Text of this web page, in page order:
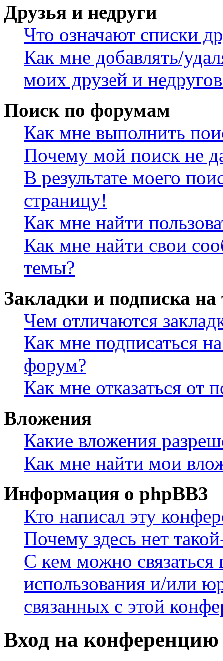
Друзья и недруги
Что означают списки
Как мне добавлять/
моих друзей и
Поиск по форумам
Как мне выполнить
Почему мой поиск не
В результате моего
страницу!
Как мне найти
Как мне найти свои
темы?
Закладки и подписка
Чем отличаются
Как мне подписаться
форум?
Как мне отказаться от
Вложения
Какие вложения
Как мне найти мои
Информация о phpBB3
Кто написал эту
Почему здесь нет
С кем можно связаться
использования и/или
связанных с этой
Вход на конференцию